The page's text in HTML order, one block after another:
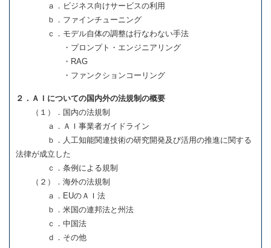
ａ．ビジネス向けサービスの利用
ｂ．ファインチューニング
ｃ．モデル自体の調整は行なわない手法
・プロンプト・エンジニアリング
・RAG
・ファンクションコーリング
２．ＡＩについての国内外の法規制の概要
（１）．国内の法規制
ａ．ＡＩ事業者ガイドライン
ｂ．人工知能関連技術の研究開発及び活用の推進に関する
法律が成立した
ｃ．条例による規制
（２）．海外の法規制
ａ．EUのＡＩ法
ｂ．米国の連邦法と州法
ｃ．中国法
ｄ．その他